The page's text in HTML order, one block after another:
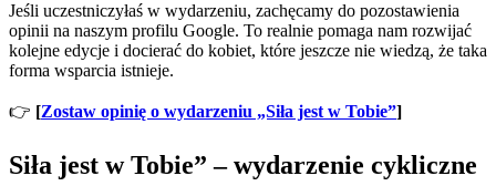
Jeśli uczestniczyłaś w wydarzeniu, zachęcamy do pozostawienia
opinii na naszym profilu Google. To realnie pomaga nam rozwijać
kolejne edycje i docierać do kobiet, które jeszcze nie wiedzą, że taka
forma wsparcia istnieje.
👉 [Zostaw opinię o wydarzeniu „Siła jest w Tobie”]
Siła jest w Tobie” – wydarzenie cykliczne